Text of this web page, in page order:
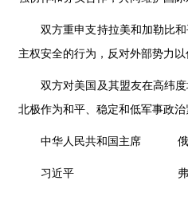
双方重申支持拉美和加勒比
主权安全的行为，反对外部势力
双方对美国及其盟友在高纬
北极作为和平、稳定和低军事政
中华人民共和国主席 俄
习近平 弗·弗·